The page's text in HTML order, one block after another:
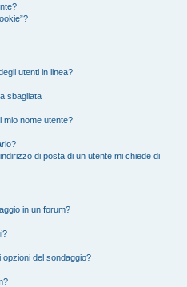
utenti in linea?
sbagliata
mio nome utente?
di posta di un utente mi chiede di
in un forum?
del sondaggio?